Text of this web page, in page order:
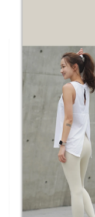
※ 此款布料為特殊
※ 正確的洗滌方式